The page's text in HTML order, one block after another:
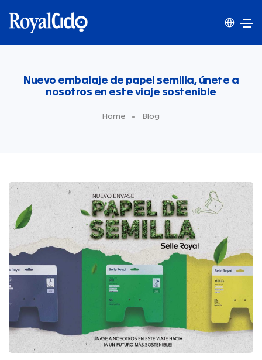
Nuevo embalaje de papel semilla, únete a
nosotros en este viaje sostenible
Home Blog